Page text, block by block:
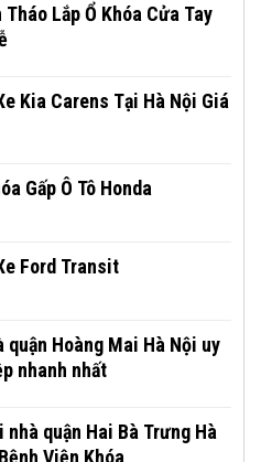
Lắp Ổ Khóa Cửa Tay
Kia Carens Tại Hà Nội Giá
Gấp Ô Tô Honda
Ford Transit
quận Hoàng Mai Hà Nội uy
nhanh nhất
quận Hai Bà Trưng Hà
Viện Khóa